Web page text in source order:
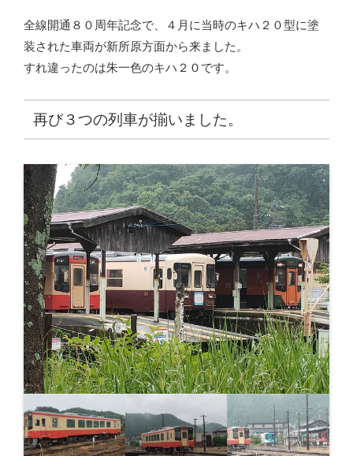
全線開通８０周年記念で、４月に当時のキハ２０型に塗
装された車両が新所原方面から来ました。
すれ違ったのは朱一色のキハ２０です。
再び３つの列車が揃いました。